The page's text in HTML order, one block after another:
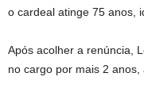
o cardeal atinge 75 anos,
Após acolher a renúncia,
no cargo por mais 2 anos,